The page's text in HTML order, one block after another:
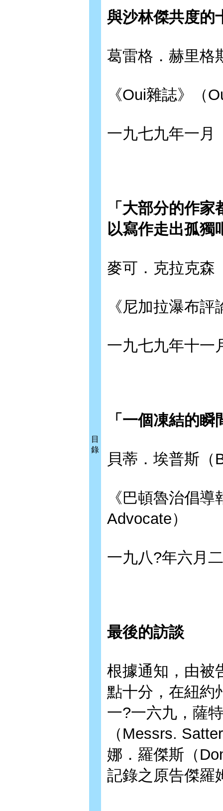
目
錄
與沙林傑共度的
葛雷格．赫里格
《Oui雜誌》（
一九七九年一月
「大部分的作
以寫作走出孤獨
麥可．克拉克森
《尼加拉瀑布
一九七九年十一
「一個凍結的瞬
貝蒂．埃普斯（
《巴頓魯治倡
Advocate）
一九八?年六月
最後的訪談
根據通知，由被
點十分，在紐約
一?一六九，薩
（Messrs.
娜．羅傑斯（
記錄之原告傑羅